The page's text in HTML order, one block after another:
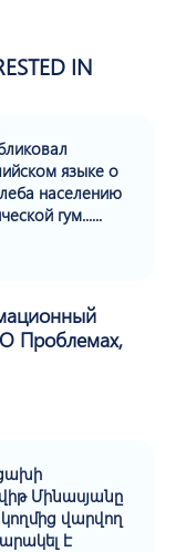
IN
языке о
населению
гум......
Проблемах,
Մինասյանը
վարվող
է